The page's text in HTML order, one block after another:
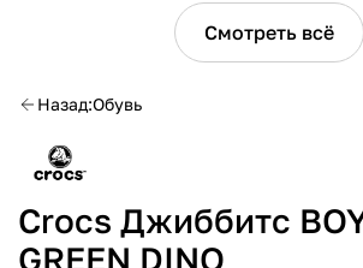
Смотреть всё
Назад Обувь
Crocs Джиббитс
GREEN DINO